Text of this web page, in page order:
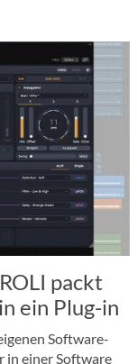
packt
ein Plug-in
Software-
in einer Software